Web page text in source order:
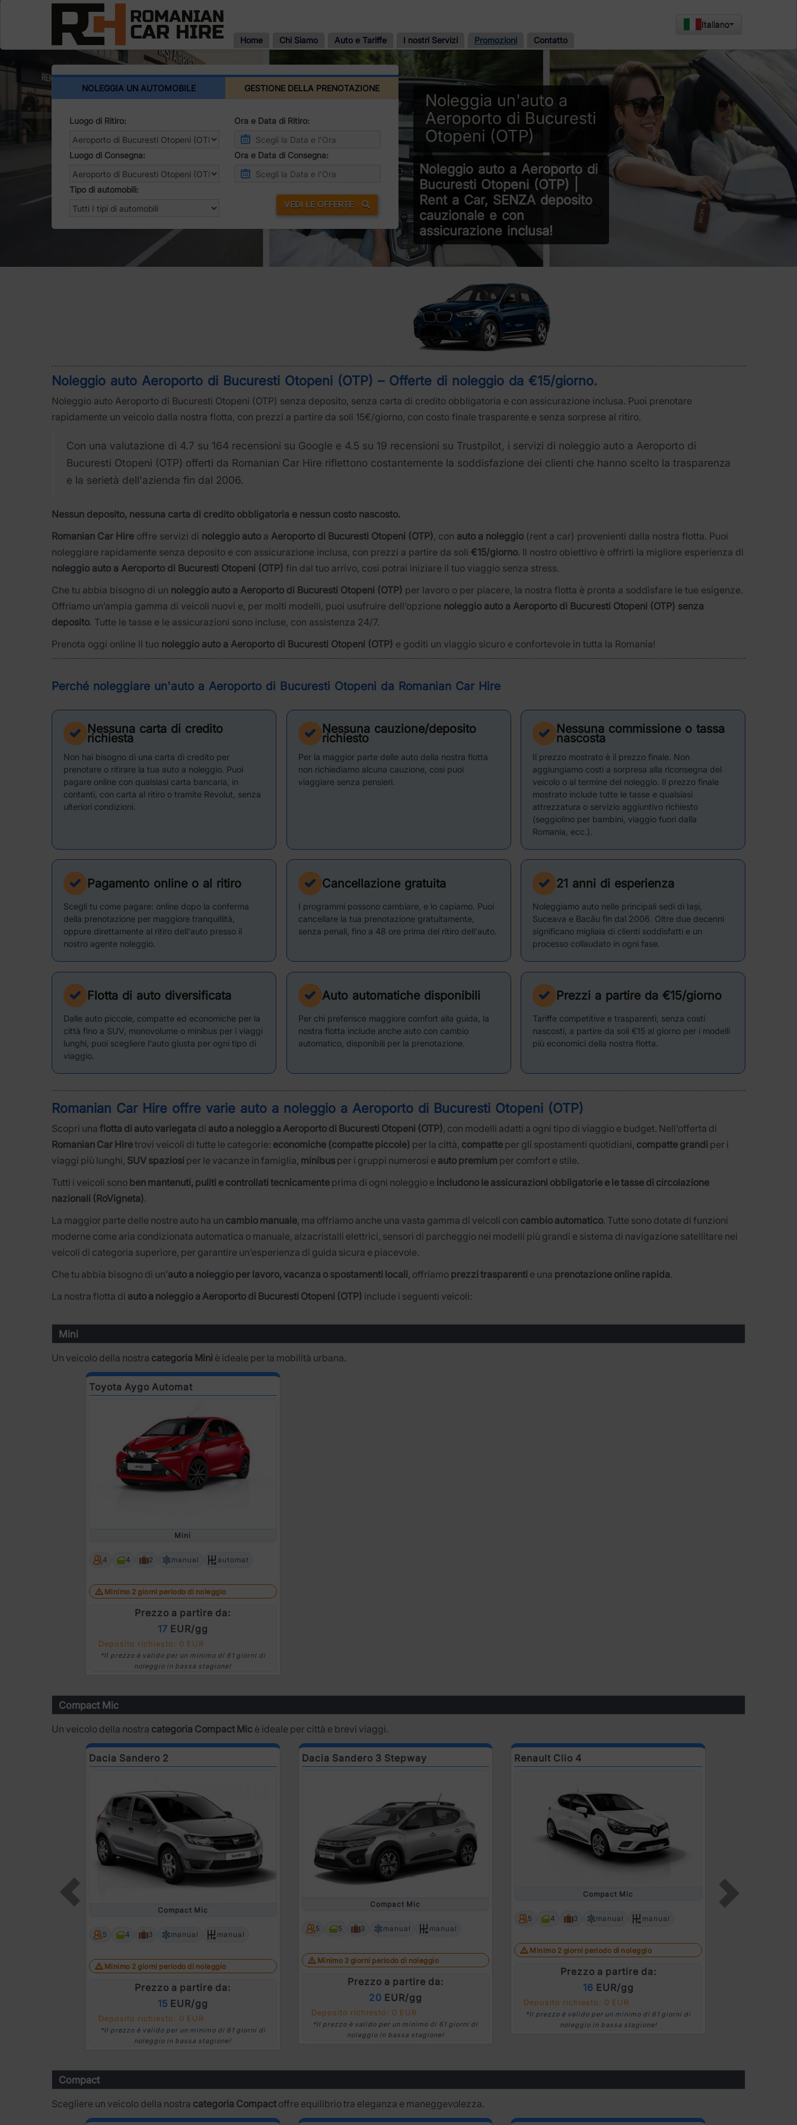
Home Chi Siamo Auto e Tariffe I nostri Servizi Promozioni Contatto
Italiano
NOLEGGIA UN AUTOMOBILE GESTIONE DELLA PRENOTAZIONE
Luogo di Ritiro: Ora e Data di Ritiro:
Luogo di Consegna: Ora e Data di Consegna:
Tipo di automobili:
VEDI LE OFFERTE
Noleggia un'auto a
Aeroporto di Bucuresti
Otopeni (OTP)
Noleggio auto a Aeroporto di
Bucuresti Otopeni (OTP) |
Rent a Car, SENZA deposito
cauzionale e con
assicurazione inclusa!
Noleggio auto Aeroporto di Bucuresti Otopeni (OTP) – Offerte di noleggio da €15/giorno.
Noleggio auto Aeroporto di Bucuresti Otopeni (OTP) senza deposito, senza carta di credito obbligatoria e con assicurazione inclusa. Puoi prenotare
rapidamente un veicolo dalla nostra flotta, con prezzi a partire da soli 15€/giorno, con costo finale trasparente e senza sorprese al ritiro.
Con una valutazione di 4.7 su 164 recensioni su Google e 4.5 su 19 recensioni su Trustpilot, i servizi di noleggio auto a Aeroporto di
Bucuresti Otopeni (OTP) offerti da Romanian Car Hire riflettono costantemente la soddisfazione dei clienti che hanno scelto la trasparenza
e la serietà dell'azienda fin dal 2006.
Nessun deposito, nessuna carta di credito obbligatoria e nessun costo nascosto.
Romanian Car Hire offre servizi di noleggio auto a Aeroporto di Bucuresti Otopeni (OTP), con auto a noleggio (rent a car) provenienti dalla nostra flotta. Puoi
noleggiare rapidamente senza deposito e con assicurazione inclusa, con prezzi a partire da soli €15/giorno. Il nostro obiettivo è offrirti la migliore esperienza di
noleggio auto a Aeroporto di Bucuresti Otopeni (OTP) fin dal tuo arrivo, così potrai iniziare il tuo viaggio senza stress.
Che tu abbia bisogno di un noleggio auto a Aeroporto di Bucuresti Otopeni (OTP) per lavoro o per piacere, la nostra flotta è pronta a soddisfare le tue esigenze.
Offriamo un’ampia gamma di veicoli nuovi e, per molti modelli, puoi usufruire dell’opzione noleggio auto a Aeroporto di Bucuresti Otopeni (OTP) senza
deposito. Tutte le tasse e le assicurazioni sono incluse, con assistenza 24/7.
Prenota oggi online il tuo noleggio auto a Aeroporto di Bucuresti Otopeni (OTP) e goditi un viaggio sicuro e confortevole in tutta la Romania!
Perché noleggiare un'auto a Aeroporto di Bucuresti Otopeni da Romanian Car Hire
Nessuna carta di credito
richiesta
Non hai bisogno di una carta di credito per
prenotare o ritirare la tua auto a noleggio. Puoi
pagare online con qualsiasi carta bancaria, in
contanti, con carta al ritiro o tramite Revolut, senza
ulteriori condizioni.
Nessuna cauzione/deposito
richiesto
Per la maggior parte delle auto della nostra flotta
non richiediamo alcuna cauzione, così puoi
viaggiare senza pensieri.
Nessuna commissione o tassa
nascosta
Il prezzo mostrato è il prezzo finale. Non
aggiungiamo costi a sorpresa alla riconsegna del
veicolo o al termine del noleggio. Il prezzo finale
mostrato include tutte le tasse e qualsiasi
attrezzatura o servizio aggiuntivo richiesto
(seggiolino per bambini, viaggio fuori dalla
Romania, ecc.).
Pagamento online o al ritiro
Scegli tu come pagare: online dopo la conferma
della prenotazione per maggiore tranquillità,
oppure direttamente al ritiro dell'auto presso il
nostro agente noleggio.
Cancellazione gratuita
I programmi possono cambiare, e lo capiamo. Puoi
cancellare la tua prenotazione gratuitamente,
senza penali, fino a 48 ore prima del ritiro dell'auto.
21 anni di esperienza
Noleggiamo auto nelle principali sedi di Iași,
Suceava e Bacău fin dal 2006. Oltre due decenni
significano migliaia di clienti soddisfatti e un
processo collaudato in ogni fase.
Flotta di auto diversificata
Dalle auto piccole, compatte ed economiche per la
città fino a SUV, monovolume o minibus per i viaggi
lunghi, puoi scegliere l'auto giusta per ogni tipo di
viaggio.
Auto automatiche disponibili
Per chi preferisce maggiore comfort alla guida, la
nostra flotta include anche auto con cambio
automatico, disponibili per la prenotazione.
Prezzi a partire da €15/giorno
Tariffe competitive e trasparenti, senza costi
nascosti, a partire da soli €15 al giorno per i modelli
più economici della nostra flotta.
Romanian Car Hire offre varie auto a noleggio a Aeroporto di Bucuresti Otopeni (OTP)
Scopri una flotta di auto variegata di auto a noleggio a Aeroporto di Bucuresti Otopeni (OTP), con modelli adatti a ogni tipo di viaggio e budget. Nell’offerta di
Romanian Car Hiretrovi veicoli di tutte le categorie: economiche (compatte piccole) per la città, compatte per gli spostamenti quotidiani, compatte grandi per i
viaggi più lunghi, SUV spaziosi per le vacanze in famiglia, minibus per i gruppi numerosi e auto premium per comfort e stile.
Tutti i veicoli sono ben mantenuti, puliti e controllati tecnicamente prima di ogni noleggio e includono le assicurazioni obbligatorie e le tasse di circolazione
nazionali (RoVigneta).
La maggior parte delle nostre auto ha un cambio manuale, ma offriamo anche una vasta gamma di veicoli con cambio automatico. Tutte sono dotate di funzioni
moderne come aria condizionata automatica o manuale, alzacristalli elettrici, sensori di parcheggio nei modelli più grandi e sistema di navigazione satellitare nei
veicoli di categoria superiore, per garantire un’esperienza di guida sicura e piacevole.
Che tu abbia bisogno di un’auto a noleggio per lavoro, vacanza o spostamenti locali, offriamo prezzi trasparenti e una prenotazione online rapida.
La nostra flotta di auto a noleggio a Aeroporto di Bucuresti Otopeni (OTP) include i seguenti veicoli:
Mini
Un veicolo della nostra categoria Mini è ideale per la mobilità urbana.
Toyota Aygo Automat
Mini
4 4 2 manual automat
Minimo 2 giorni periodo di noleggio
Prezzo a partire da:
17 EUR/gg
Deposito richiesto: 0 EUR
*Il prezzo è valido per un minimo di 61 giorni di
noleggio in bassa stagione!
Compact Mic
Un veicolo della nostra categoria Compact Mic è ideale per città e brevi viaggi.
Dacia Sandero 2
Compact Mic
5 4 3 manual manual
Minimo 2 giorni periodo di noleggio
Prezzo a partire da:
15 EUR/gg
Deposito richiesto: 0 EUR
*Il prezzo è valido per un minimo di 61 giorni di
noleggio in bassa stagione!
Dacia Sandero 3 Stepway
Compact Mic
5 5 3 manual manual
Minimo 2 giorni periodo di noleggio
Prezzo a partire da:
20 EUR/gg
Deposito richiesto: 0 EUR
*Il prezzo è valido per un minimo di 61 giorni di
noleggio in bassa stagione!
Renault Clio 4
Compact Mic
5 4 3 manual manual
Minimo 2 giorni periodo di noleggio
Prezzo a partire da:
16 EUR/gg
Deposito richiesto: 0 EUR
*Il prezzo è valido per un minimo di 61 giorni di
noleggio in bassa stagione!
Prev
Compact
Scegliere un veicolo della nostra categoria Compact offre equilibrio tra eleganza e maneggevolezza.